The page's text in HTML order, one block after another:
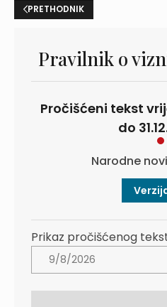
PRETHODNIK
Pravilnik o
Pročišćeni tekst
do
Narodne
Prikaz pročišćenog